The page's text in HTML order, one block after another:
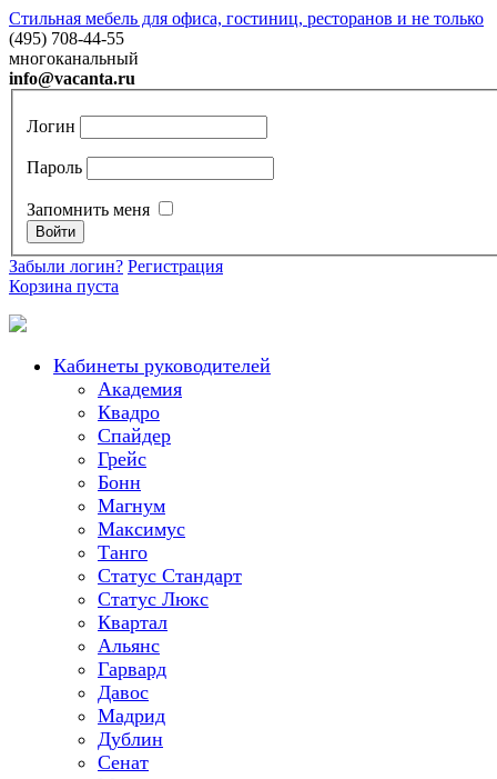
Стильная мебель для офиса, гостиниц, ресторанов и не только
(495) 708-44-55
многоканальный
info@vacanta.ru
Логин
Пароль
Запомнить меня
Забыли логин? Регистрация
Корзина пуста
Кабинеты руководителей
Академия
Квадро
Спайдер
Грейc
Бонн
Магнум
Максимус
Танго
Статус Стандарт
Статус Люкс
Квартал
Альянс
Гарвард
Давос
Мадрид
Дублин
Сенат